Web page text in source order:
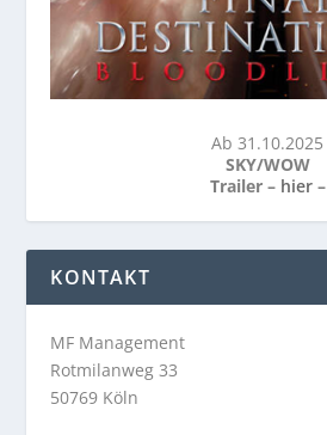
Ab 31.10.2025
SKY/WOW
Trailer – hier –
KONTAKT
MF Management
Rotmilanweg 33
50769 Köln